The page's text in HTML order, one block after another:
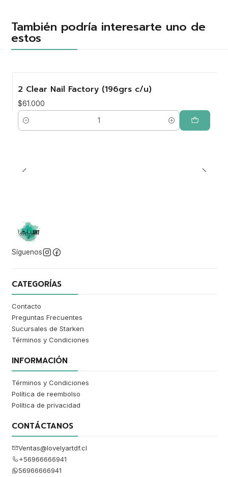
También podría interesarte uno de
estos
2 Clear Nail Factory (196grs c/u)
$61.000
Cantidad
Síguenos
CATEGORÍAS
Contacto
Preguntas Frecuentes
Sucursales de Starken
Términos y Condiciones
INFORMACIÓN
Términos y Condiciones
Política de reembolso
Política de privacidad
CONTÁCTANOS
Ventas@lovelyartdf.cl
+56966666941
56966666941